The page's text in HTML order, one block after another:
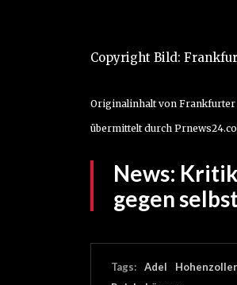
Copyright Bild:
Originalinhalt von Frankfurter
übermittelt durch
News:
gegen
Tags: Adel